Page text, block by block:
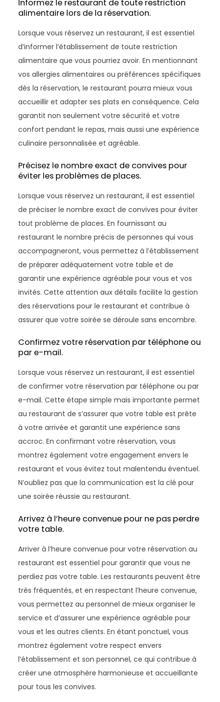
Informez le restaurant de toute restriction
alimentaire lors de la réservation.
Lorsque vous réservez un restaurant, il est essentiel
d’informer l’établissement de toute restriction
alimentaire que vous pourriez avoir. En mentionnant
vos allergies alimentaires ou préférences spécifiques
dès la réservation, le restaurant pourra mieux vous
accueillir et adapter ses plats en conséquence. Cela
garantit non seulement votre sécurité et votre
confort pendant le repas, mais aussi une expérience
culinaire personnalisée et agréable.
Précisez le nombre exact de convives pour
éviter les problèmes de places.
Lorsque vous réservez un restaurant, il est essentiel
de préciser le nombre exact de convives pour éviter
tout problème de places. En fournissant au
restaurant le nombre précis de personnes qui vous
accompagneront, vous permettez à l’établissement
de préparer adéquatement votre table et de
garantir une expérience agréable pour vous et vos
invités. Cette attention aux détails facilite la gestion
des réservations pour le restaurant et contribue à
assurer que votre soirée se déroule sans encombre.
Confirmez votre réservation par téléphone ou
par e-mail.
Lorsque vous réservez un restaurant, il est essentiel
de confirmer votre réservation par téléphone ou par
e-mail. Cette étape simple mais importante permet
au restaurant de s’assurer que votre table est prête
à votre arrivée et garantit une expérience sans
accroc. En confirmant votre réservation, vous
montrez également votre engagement envers le
restaurant et vous évitez tout malentendu éventuel.
N’oubliez pas que la communication est la clé pour
une soirée réussie au restaurant.
Arrivez à l’heure convenue pour ne pas perdre
votre table.
Arriver à l’heure convenue pour votre réservation au
restaurant est essentiel pour garantir que vous ne
perdiez pas votre table. Les restaurants peuvent être
très fréquentés, et en respectant l’heure convenue,
vous permettez au personnel de mieux organiser le
service et d’assurer une expérience agréable pour
vous et les autres clients. En étant ponctuel, vous
montrez également votre respect envers
l’établissement et son personnel, ce qui contribue à
créer une atmosphère harmonieuse et accueillante
pour tous les convives.